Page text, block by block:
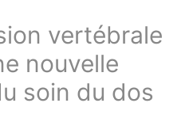
vertébrale
nouvelle
soin du dos